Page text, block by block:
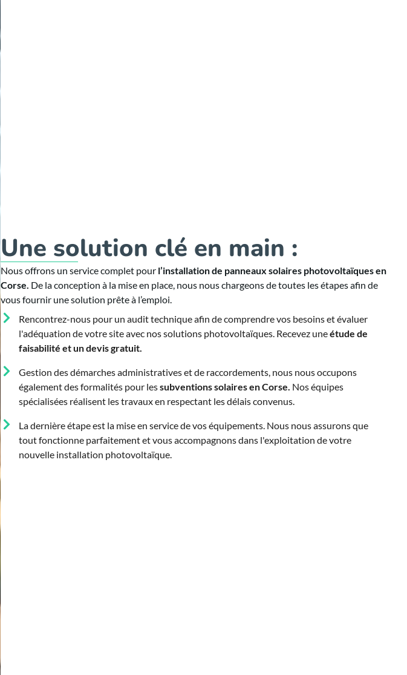
Une solution clé en main :
Nous offrons un service complet pour l’installation de panneaux solaires photovoltaïques en
Corse. De la conception à la mise en place, nous nous chargeons de toutes les étapes afin de
vous fournir une solution prête à l’emploi.
Rencontrez-nous pour un audit technique afin de comprendre vos besoins et évaluer
l'adéquation de votre site avec nos solutions photovoltaïques. Recevez uneétude de
faisabilité et un devis gratuit.
Gestion des démarches administratives et de raccordements, nous nous occupons
également des formalités pour lessubventions solaires en Corse. Nos équipes
spécialisées réalisent les travaux en respectant les délais convenus.
La dernière étape est la mise en service de vos équipements. Nous nous assurons que
tout fonctionne parfaitement et vous accompagnons dans l'exploitation de votre
nouvelle installation photovoltaïque.